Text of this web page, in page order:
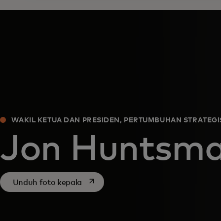
WAKIL KETUA DAN PRESIDEN, PERTUMBUHAN
Jon
Unduh foto kepala opens in a new tab